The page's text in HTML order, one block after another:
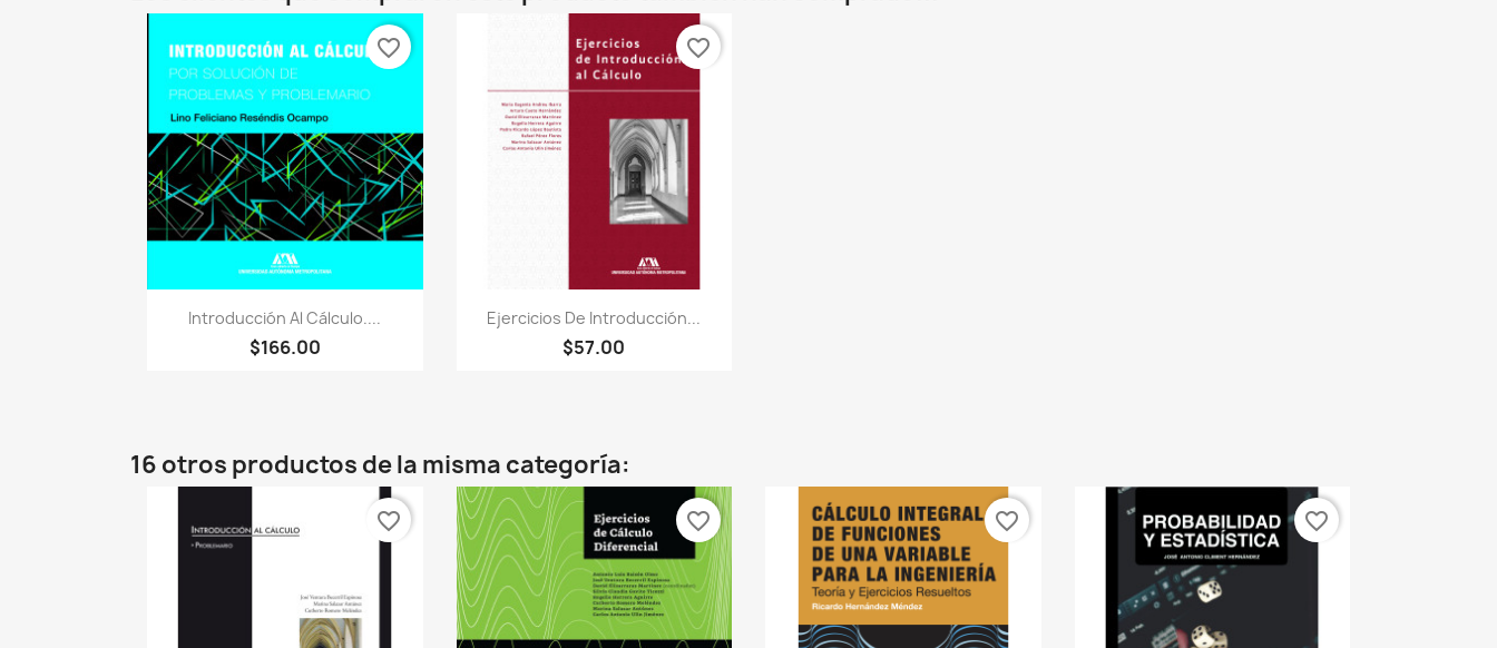
Vista rápida
Introducción Al Cálculo....
$166.00
favorite_border
Vista rápida
Ejercicios De Introducción...
$57.00
favorite_border
16 otros productos de la misma categoría:
favorite_border favorite_border favorite_border favorite_border